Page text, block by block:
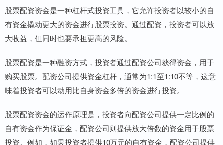
股票配资资金是一种杠杆式投资工具，它允许投资者以较小的自
有资金撬动更大的资金进行股票投资。通过配资，投资者可以放
大收益，但同时也要承担更高的风险。
股票配资是一种融资方式，投资者通过配资公司获得资金，用于
购买股票。配资公司提供资金杠杆，通常为1:1至1:10不等，这意
味着投资者可以动用比自身资金多倍的资金进行投资。
股票配资资金的运作原理是，投资者向配资公司提供一定比例的
自有资金作为保证金，配资公司则提供放大倍数的资金用于股票
投资。例如，如果投资者提供10万元的自有资金，配资公司提供